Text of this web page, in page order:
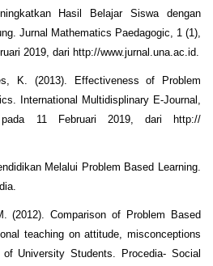
Hasil Belajar Siswa dengan
Jurnal Mathematics Paedagogic, 1 (1),
2019, dari http://www.jurnal.una.ac.id.
K. (2013). Effectiveness of Problem
International Multidisplinary E-Journal,
11 Februari 2019, dari http://
Melalui Problem Based Learning.
(2012). Comparison of Problem Based
teaching on attitude, misconceptions
University Students. Procedia- Social